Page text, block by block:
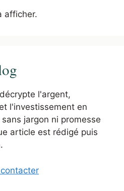
afficher.
l'argent,
l'investissement en
jargon ni promesse
article est rédigé puis